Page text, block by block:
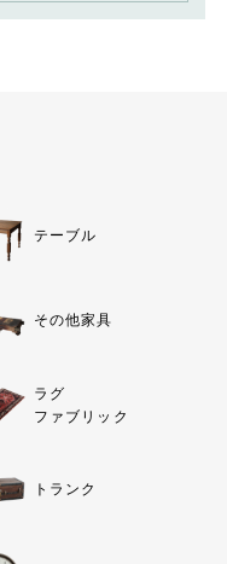
テーブル
その他家具
ラグ
ファブリック
トランク